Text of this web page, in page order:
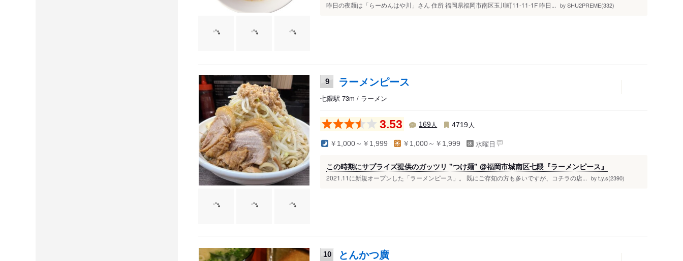
昨日の夜麺は「らーめんはや川」さん 住所 福岡県福岡市南区玉川町11-11-1F 昨日... by SHU2PREME(332)
9 ラーメンピース
七隈駅 73m / ラーメン
3.53 169人 4719 人
￥1,000～￥1,999 ￥1,000～￥1,999 水曜日
この時期にサプライズ提供のガッツリ "つけ麺" @福岡市城南区七隈『ラーメンピース』
2021.11に新規オープンした「ラーメンピース」。 既にご存知の方も多いですが、コチラの店... by t.y.s(2390)
10 とんかつ廣